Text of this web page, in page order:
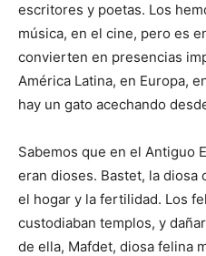
escritores y poetas. Los
música, en el cine, pero es
convierten en presencias
América Latina, en Europa,
hay un gato acechando
Sabemos que en el Antiguo
eran dioses. Bastet, la
el hogar y la fertilidad. Los
custodiaban templos, y
de ella, Mafdet, diosa felina